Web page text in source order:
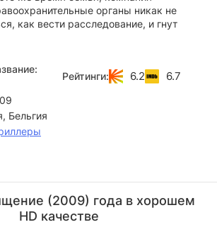
органы никак не
как вести расследование, и гнут
Бельгия
Рейтинги: 6.2 6.7
(Le juge)
(2009) года в хорошем
HD качестве